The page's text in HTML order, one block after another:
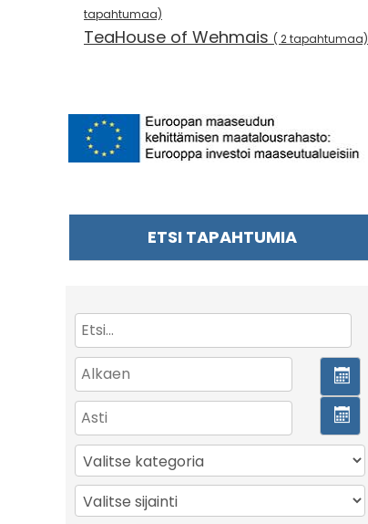
tapahtumaa)
TeaHouse of Wehmais ( 2 tapahtumaa)
ETSI TAPAHTUMIA